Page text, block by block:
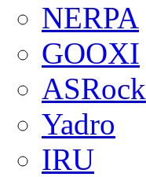
NERPA
GOOXI
ASRock
Yadro
IRU